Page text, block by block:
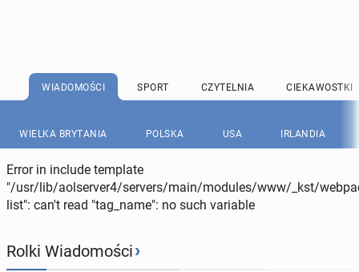
WIADOMOŚCI SPORT CZYTELNIA CIEKAWOSTKI
WIELKA BRYTANIA POLSKA USA IRLANDIA
Error in include template
"/usr/lib/aolserver4/servers/main/modules/www/_kst/
list": can't read "tag_name": no such variable
Rolki Wiadomości›